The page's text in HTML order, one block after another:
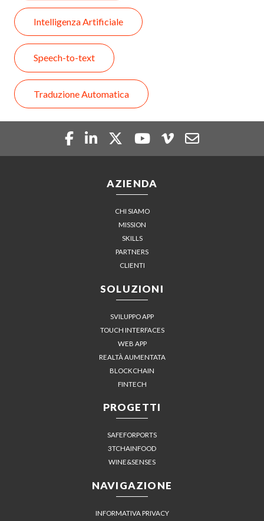
Intelligenza Artificiale
Speech-to-text
Traduzione Automatica
AZIENDA
CHI SIAMO
MISSION
SKILLS
PARTNERS
CLIENTI
SOLUZIONI
SVILUPPO APP
TOUCH INTERFACES
WEB APP
REALTÀ AUMENTATA
BLOCKCHAIN
FINTECH
PROGETTI
SAFEFORPORTS
3TCHAINFOOD
WINE&SENSES
NAVIGAZIONE
INFORMATIVA PRIVACY